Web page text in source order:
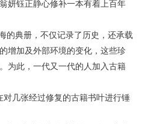
妍钰正静心修补一本有着上百年
的典册，不仅记录了历史，还承载
增加及外部环境的变化，这些珍
为此，一代又一代的人加入古籍
对几张经过修复的古籍书叶进行锤